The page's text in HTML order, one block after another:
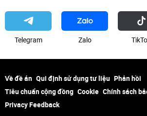
Telegram Zalo
Về đề án Qui định sử dụng tư liệu Phản hồi
Tiêu chuẩn cộng đồng Cookie Chính sách
Privacy Feedback